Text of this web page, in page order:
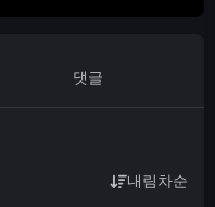
댓글
내림차순